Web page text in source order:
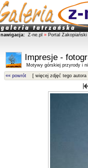
nawigacja: Z-ne.pl » Portal Zakopiański
Impresje -
Motywy górskiej przyrody i
«« powrót [ więcej zdjęć tego autora